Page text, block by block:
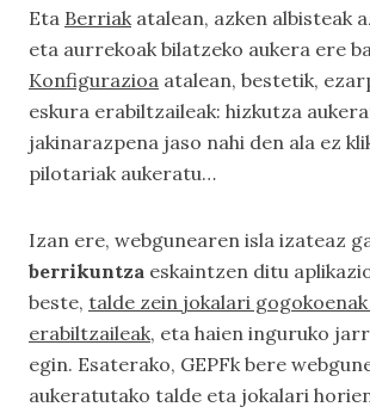
Eta Berriakatalean, azken albisteak
eta aurrekoak bilatzeko aukera ere
Konfigurazioa atalean, bestetik,
eskura erabiltzaileak: hizkutza
jakinarazpena jaso nahi den ala ez
pilotariak aukeratu…
Izan ere, webgunearen isla izateaz
berrikuntza eskaintzen ditu
beste, talde zein jokalari
erabiltzaileak, eta haien inguruko
egin. Esaterako, GEPFk bere
aukeratutako talde eta jokalari